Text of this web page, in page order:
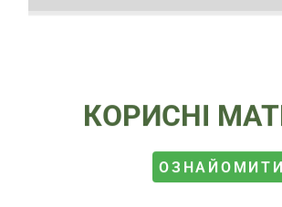
КОРИСНІ